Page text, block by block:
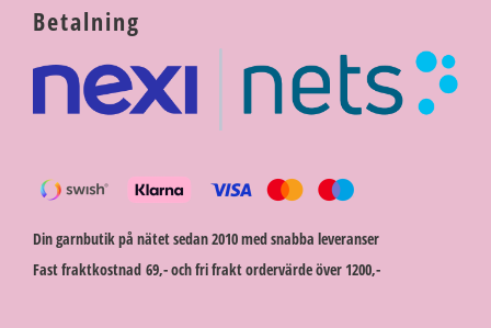
Betalning
Din garnbutik på nätet sedan 2010 med snabba leveranser
Fast fraktkostnad 69,- och fri frakt ordervärde över 1200,-